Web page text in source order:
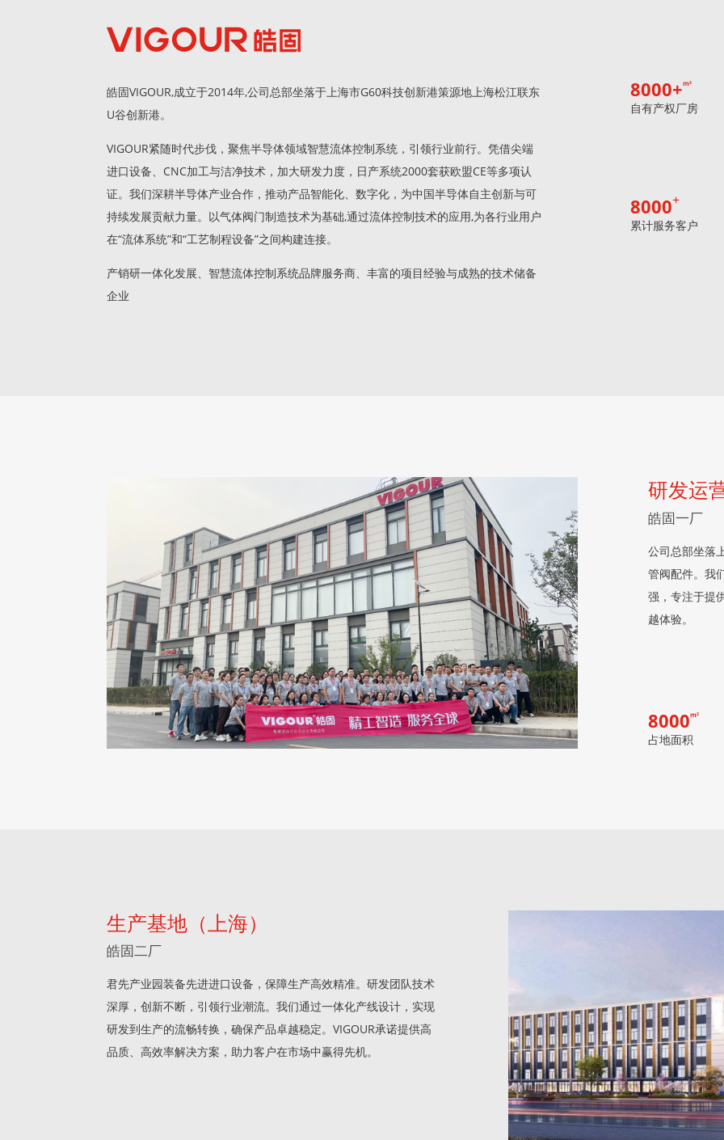
皓固VIGOUR,成立于2014年,公司总部坐落于上海市G60科技创新港策源地上海松江联东
U谷创新港。
VIGOUR紧随时代步伐，聚焦半导体领域智慧流体控制系统，引领行业前行。凭借尖端
进口设备、CNC加工与洁净技术，加大研发力度，日产系统2000套获欧盟CE等多项认
证。我们深耕半导体产业合作，推动产品智能化、数字化，为中国半导体自主创新与可
持续发展贡献力量。以气体阀门制造技术为基础,通过流体控制技术的应用,为各行业用户
在“流体系统”和“工艺制程设备”之间构建连接。
产销研一体化发展、智慧流体控制系统品牌服务商、丰富的项目经验与成熟的技术储备
企业
8000+m²
自有产权厂房
8000
累计服务客户
研发运
皓固一厂
公司总部坐落
管阀配件。我
强，专注于提
越体验。
8000m²
占地面积
生产基地（上海）
皓固二厂
君先产业园装备先进进口设备，保障生产高效精准。研发团队技术
深厚，创新不断，引领行业潮流。我们通过一体化产线设计，实现
研发到生产的流畅转换，确保产品卓越稳定。VIGOUR承诺提供高
品质、高效率解决方案，助力客户在市场中赢得先机。